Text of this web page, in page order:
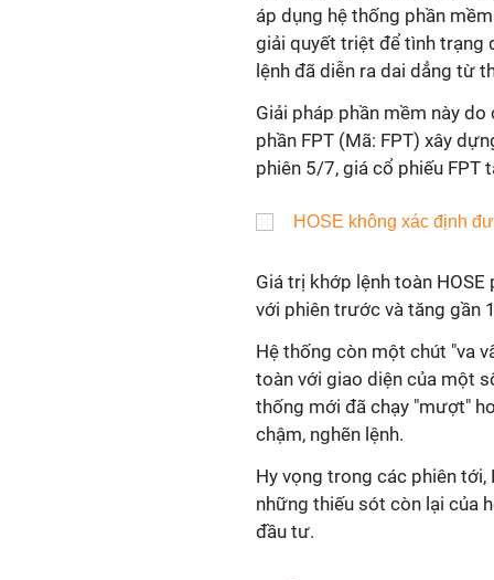
áp dụng hệ thống phần
giải quyết triệt để tình trạng
lệnh đã diễn ra dai dẳng từ
Giải pháp phần mềm này do
phần FPT (Mã: FPT) xây
phiên 5/7, giá cổ phiếu FPT
Giá trị khớp lệnh toàn
với phiên trước và tăng gần
Hệ thống còn một chút "va
toàn với giao diện của một
thống mới đã chạy "mượt"
chậm, nghẽn lệnh.
Hy vọng trong các phiên tới,
những thiếu sót còn lại của
đầu tư.